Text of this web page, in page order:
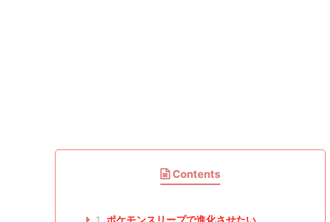
Contents
1 ポケモンスリープで進化させたい